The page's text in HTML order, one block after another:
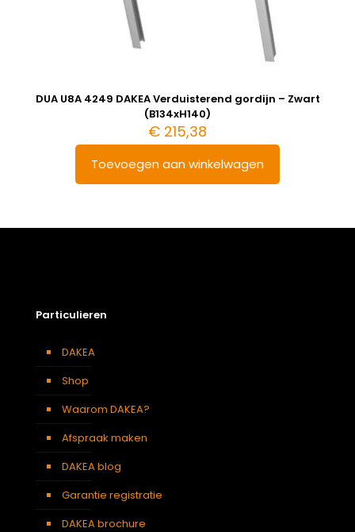
DUA U8A 4249 DAKEA Verduisterend gordijn – Zwart
(B134xH140)
€ 215,38
Toevoegen aan winkelwagen
Particulieren
DAKEA
Shop
Waarom DAKEA?
Afspraak maken
DAKEA blog
Garantie registratie
DAKEA brochure